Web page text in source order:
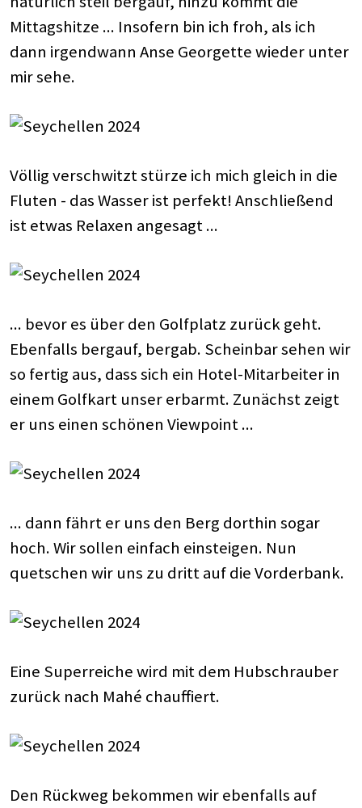
Mittagshitze ... Insofern bin ich froh, als ich
dann irgendwann Anse Georgette wieder unter
mir sehe.
Völlig verschwitzt stürze ich mich gleich in die
Fluten - das Wasser ist perfekt! Anschließend
ist etwas Relaxen angesagt ...
... bevor es über den Golfplatz zurück geht.
Ebenfalls bergauf, bergab. Scheinbar sehen wir
so fertig aus, dass sich ein Hotel-Mitarbeiter in
einem Golfkart unser erbarmt. Zunächst zeigt
er uns einen schönen Viewpoint ...
... dann fährt er uns den Berg dorthin sogar
hoch. Wir sollen einfach einsteigen. Nun
quetschen wir uns zu dritt auf die Vorderbank.
Eine Superreiche wird mit dem Hubschrauber
zurück nach Mahé chauffiert.
Den Rückweg bekommen wir ebenfalls auf